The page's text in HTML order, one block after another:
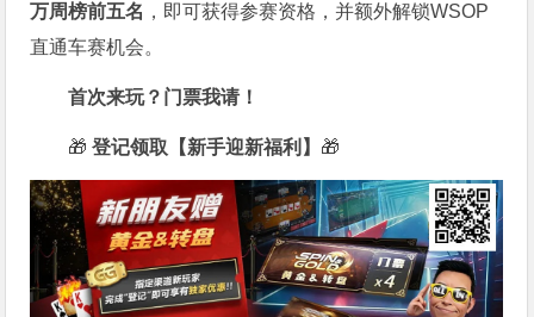
万周榜前五名 ，即可获得参赛资格，并额外解锁WSOP
直通车赛机会。
首次来玩？门票我请！
🎁 登记领取【新手迎新福利】 🎁